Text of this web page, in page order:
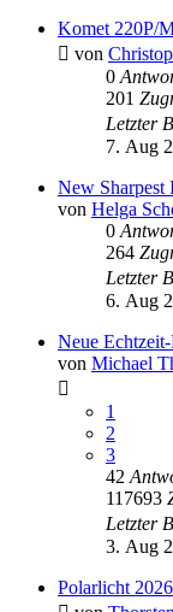
Komet 220P/
von
0
201
Letzter
7. Aug
New Sharpest
von Helga
0
264
Letzter
6. Aug
Neue
von Michael
1
2
3
42
117693
Letzter
3. Aug
Polarlicht